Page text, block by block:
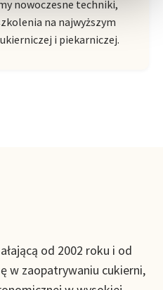
nowoczesne techniki,
na najwyższym
i piekarniczej.
od 2002 roku i od
w zaopatrywaniu cukierni,